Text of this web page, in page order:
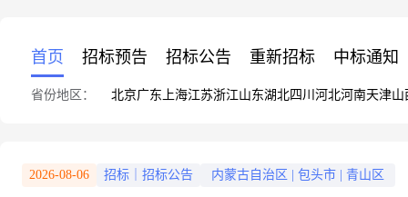
首页 招标预告 招标公告 重新招标 中标通知
省份地区： 北京广东 上海江苏浙江山东湖北四川 河北河南天津山
2026-08-06 招标｜招标公告 内蒙古自治区 包头市 青山区